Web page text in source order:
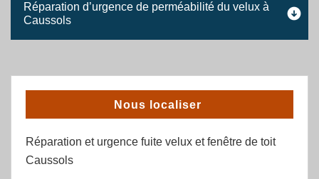
Réparation d’urgence de perméabilité du velux à
Caussols
Nous localiser
Réparation et urgence fuite velux et fenêtre de toit
Caussols